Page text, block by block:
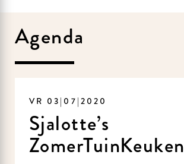
Agenda
VR 03|07|2020
Sjalotte’s
ZomerTuinKeuken